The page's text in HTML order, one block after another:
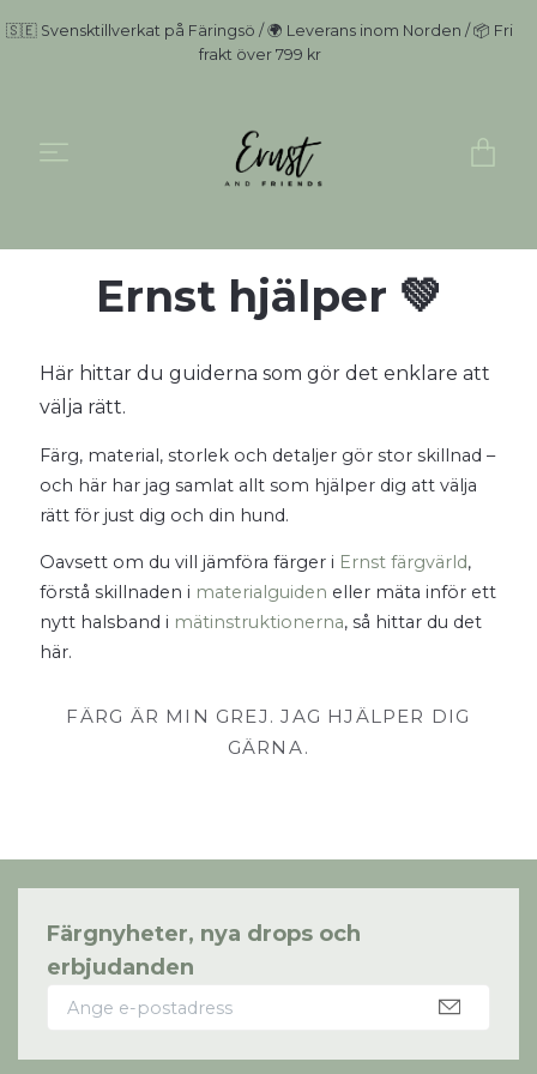
🇸🇪 Svensktillverkat på Färingsö / 🌍 Leverans inom Norden / 📦 Fri
frakt över 799 kr
Ernst hjälper 💚
Här hittar du guiderna som gör det enklare att
välja rätt.
Färg, material, storlek och detaljer gör stor skillnad –
och här har jag samlat allt som hjälper dig att välja
rätt för just dig och din hund.
Oavsett om du vill jämföra färger i Ernst färgvärld,
förstå skillnaden i materialguiden eller mäta inför ett
nytt halsband i mätinstruktionerna, så hittar du det
här.
FÄRG ÄR MIN GREJ. JAG HJÄLPER DIG
GÄRNA.
Färgnyheter, nya drops och
erbjudanden